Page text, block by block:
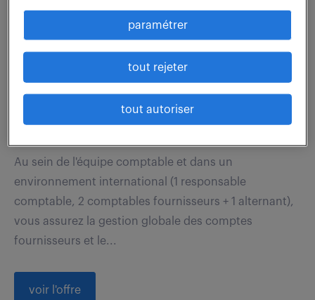
comptable fournisseurs &
trésorerie - cdi (f/h)
22 juillet 2026
CDI
30 000 - 32 000 € / an
Au sein de l'équipe comptable et dans un
environnement international (1 responsable
comptable, 2 comptables fournisseurs + 1 alternant),
vous assurez la gestion globale des comptes
fournisseurs et le...
voir l'offre
paramétrer
tout rejeter
tout autoriser